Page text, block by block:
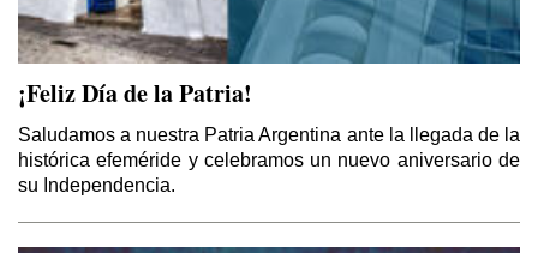
¡Feliz Día de la Patria!
Saludamos a nuestra Patria Argentina ante la llegada de la
histórica efeméride y celebramos un nuevo aniversario de
su Independencia.